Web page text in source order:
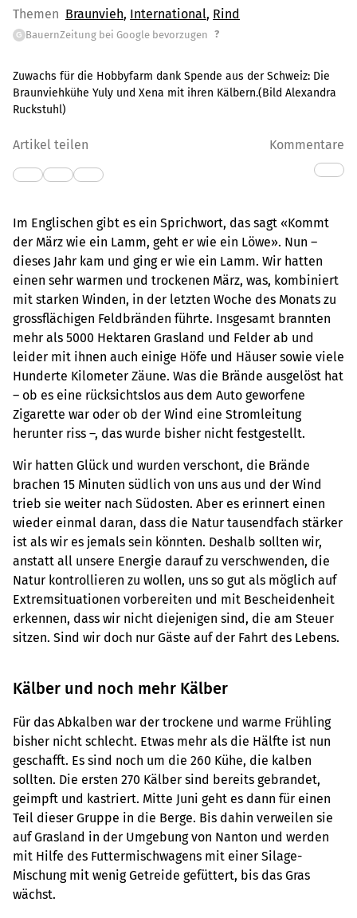
Themen Braunvieh International Rind
G BauernZeitung bei Google bevorzugen ?
Zuwachs für die Hobbyfarm dank Spende aus der Schweiz: Die
Braunviehkühe Yuly und Xena mit ihren Kälbern.(Bild Alexandra
Ruckstuhl)
Artikel teilen Kommentare
Im Englischen gibt es ein Sprichwort, das sagt «Kommt
der März wie ein Lamm, geht er wie ein Löwe». Nun –
dieses Jahr kam und ging er wie ein Lamm. Wir hatten
einen sehr warmen und trockenen März, was, kombiniert
mit starken Winden, in der letzten Woche des Monats zu
grossflächigen Feldbränden führte. Insgesamt brannten
mehr als 5000 Hektaren Grasland und Felder ab und
leider mit ihnen auch einige Höfe und Häuser sowie viele
Hunderte Kilometer Zäune. Was die Brände ausgelöst hat
– ob es eine rücksichtslos aus dem Auto geworfene
Zigarette war oder ob der Wind eine Stromleitung
herunter riss –, das wurde bisher nicht festgestellt.
Wir hatten Glück und wurden verschont, die Brände
brachen 15 Minuten südlich von uns aus und der Wind
trieb sie weiter nach Südosten. Aber es erinnert einen
wieder einmal daran, dass die Natur tausendfach stärker
ist als wir es jemals sein könnten. Deshalb sollten wir,
anstatt all unsere Energie darauf zu verschwenden, die
Natur kontrollieren zu wollen, uns so gut als möglich auf
Extremsituationen vorbereiten und mit Bescheidenheit
erkennen, dass wir nicht diejenigen sind, die am Steuer
sitzen. Sind wir doch nur Gäste auf der Fahrt des Lebens.
Kälber und noch mehr Kälber
Für das Abkalben war der trockene und warme Frühling
bisher nicht schlecht. Etwas mehr als die Hälfte ist nun
geschafft. Es sind noch um die 260 Kühe, die kalben
sollten. Die ersten 270 Kälber sind bereits gebrandet,
geimpft und kastriert. Mitte Juni geht es dann für einen
Teil dieser Gruppe in die Berge. Bis dahin verweilen sie
auf Grasland in der Umgebung von Nanton und werden
mit Hilfe des Futtermischwagens mit einer Silage-
Mischung mit wenig Getreide gefüttert, bis das Gras
wächst.